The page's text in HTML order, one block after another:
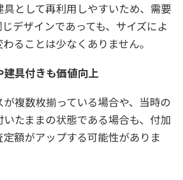
具として再利用しやすいため、需要
デザインであっても、サイズによ
ることは少なくありません。
具付きも価値向上
複数枚揃っている場合や、当時の
たままの状態である場合も、付加
額がアップする可能性がありま